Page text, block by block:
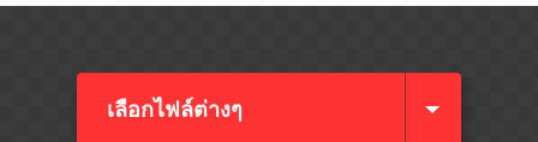
เลือกไฟล์ต่างๆ​